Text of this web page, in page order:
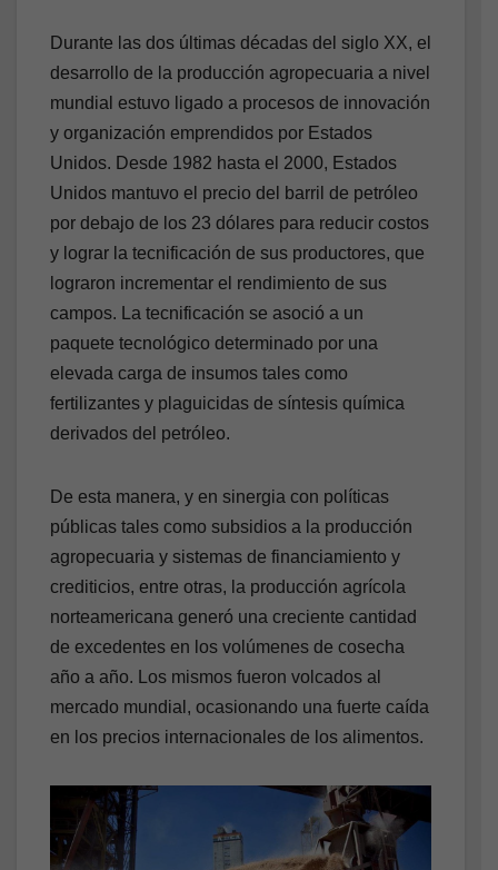
Durante las dos últimas décadas del siglo XX, el
desarrollo de la producción agropecuaria a nivel
mundial estuvo ligado a procesos de innovación
y organización emprendidos por Estados
Unidos. Desde 1982 hasta el 2000, Estados
Unidos mantuvo el precio del barril de petróleo
por debajo de los 23 dólares para reducir costos
y lograr la tecnificación de sus productores, que
lograron incrementar el rendimiento de sus
campos. La tecnificación se asoció a un
paquete tecnológico determinado por una
elevada carga de insumos tales como
fertilizantes y plaguicidas de síntesis química
derivados del petróleo.
De esta manera, y en sinergia con políticas
públicas tales como subsidios a la producción
agropecuaria y sistemas de financiamiento y
crediticios, entre otras, la producción agrícola
norteamericana generó una creciente cantidad
de excedentes en los volúmenes de cosecha
año a año. Los mismos fueron volcados al
mercado mundial, ocasionando una fuerte caída
en los precios internacionales de los alimentos.